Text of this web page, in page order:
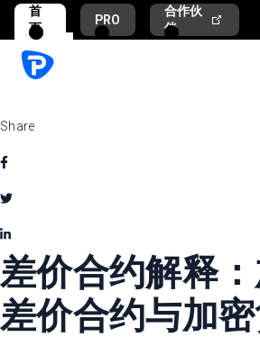
首
页
PRO
合作伙
伴
Share
差价合约解释
差价合约与加